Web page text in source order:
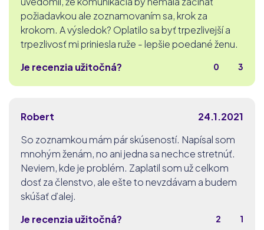
požiadavkou ale zoznamovaním sa, krok za
krokom. A výsledok? Oplatilo sa byť trpezlivejší a
trpezlivosť mi priniesla ruže - lepšie poedané ženu.
Je recenzia užitočná?
0 3
Robert
24.1.2021
So zoznamkou mám pár skúseností. Napísal som
mnohým ženám, no ani jedna sa nechce stretnúť.
Neviem, kde je problém. Zaplatil som už celkom
dosť za členstvo, ale ešte to nevzdávam a budem
skúšať ďalej.
Je recenzia užitočná?
2 1